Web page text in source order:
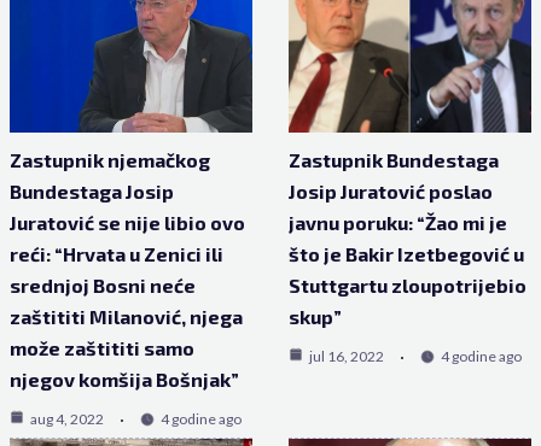
Zastupnik njemačkog
Bundestaga Josip
Juratović se nije libio ovo
reći: “Hrvata u Zenici ili
srednjoj Bosni neće
zaštititi Milanović, njega
može zaštititi samo
njegov komšija Bošnjak”
aug 4, 2022 4 godine ago
Zastupnik Bundestaga
Josip Juratović poslao
javnu poruku: “Žao mi je
što je Bakir Izetbegović u
Stuttgartu zloupotrijebio
skup”
jul 16, 2022 4 godine ago